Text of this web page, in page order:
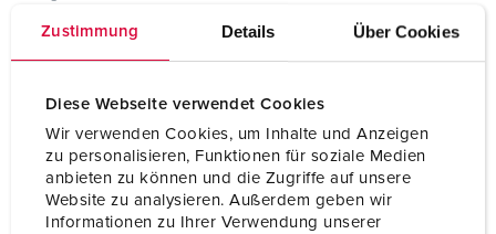
Zustimmung Details Über Cookies
Diese Webseite verwendet Cookies
Wir verwenden Cookies, um Inhalte und Anzeigen
zu personalisieren, Funktionen für soziale Medien
anbieten zu können und die Zugriffe auf unsere
Website zu analysieren. Außerdem geben wir
Informationen zu Ihrer Verwendung unserer
Hertz 50-60 Hz
Shutter No
Weight 139 g
Certifications EAC